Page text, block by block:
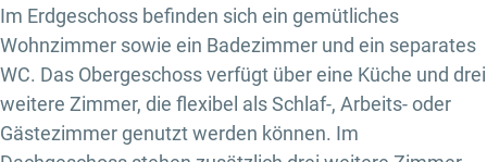
Im Erdgeschoss befinden sich ein gemütliches
Wohnzimmer sowie ein Badezimmer und ein separates
WC. Das Obergeschoss verfügt über eine Küche und drei
weitere Zimmer, die flexibel als Schlaf-, Arbeits- oder
Gästezimmer genutzt werden können. Im